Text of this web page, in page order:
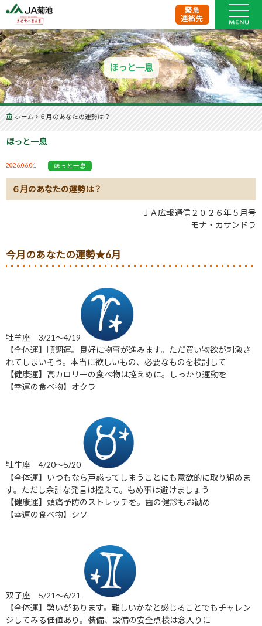
緊急
連絡先
ほっと一息
ホーム > ６月のあなたの運勢は？
ほっと一息
2026.06.01 ほっと一息
６月のあなたの運勢は？
ＪＡ広報通信２０２６年５月号
モナ・カサンドラ
今月のあなたの運勢★6月
牡羊座 3/21～4/19
【全体運】順調運。良好に物事が進みます。ただ買い物欲が刺激さ
れてしまいそう。本当に欲しいもの、必要なものを検討して
【健康運】高カロリーの食べ物は控えめに。しっかり運動を
【幸運の食べ物】オクラ
牡牛座 4/20～5/20
【全体運】いつもなら戸惑ってしまうことにも意欲的に取り組めま
す。ただし余計な発言は控えて。もめ事は避けましょう
【健康運】頭痛予防のストレッチを。歯の健診もお勧め
【幸運の食べ物】シソ
双子座 5/21～6/21
【全体運】勢いがあります。難しいかなと感じることでもチャレン
ジしてみる価値あり。装備、設備の安全点検は念入りに